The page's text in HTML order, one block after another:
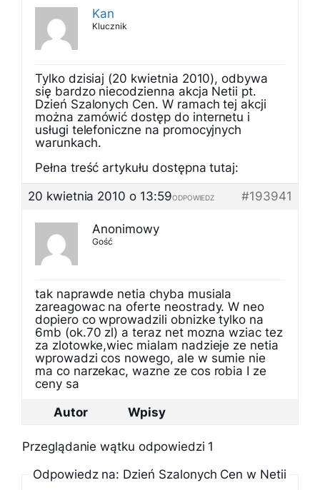
Kan
Klucznik
Tylko dzisiaj (20 kwietnia 2010), odbywa
się bardzo niecodzienna akcja Netii pt.
Dzień Szalonych Cen. W ramach tej akcji
można zamówić dostęp do internetu i
usługi telefoniczne na promocyjnych
warunkach.
Pełna treść artykułu dostępna tutaj:
20 kwietnia 2010 o 13:59
#193941
ODPOWIEDZ
Anonimowy
Gość
tak naprawde netia chyba musiala
zareagowac na oferte neostrady. W neo
dopiero co wprowadzili obnizke tylko na
6mb (ok.70 zl) a teraz net mozna wziac tez
za zlotowke,wiec mialam nadzieje ze netia
wprowadzi cos nowego, ale w sumie nie
ma co narzekac, wazne ze cos robia I ze
ceny sa
Autor
Wpisy
Przeglądanie wątku odpowiedzi 1
Odpowiedz na: Dzień Szalonych Cen w Netii